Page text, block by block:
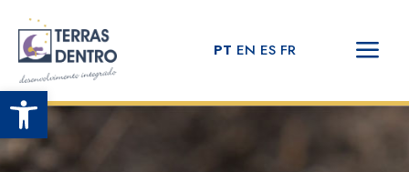
Open toolbar
PT EN ES FR